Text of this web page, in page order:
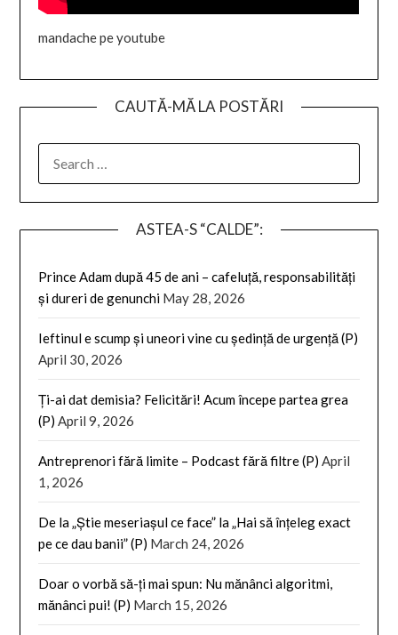
mandache pe youtube
CAUTĂ-MĂ LA POSTĂRI
FOR:
ASTEA-S “CALDE”:
Prince Adam după 45 de ani – cafeluță, responsabilități
și dureri de genunchi May 28, 2026
Ieftinul e scump și uneori vine cu ședință de urgență (P)
April 30, 2026
Ți-ai dat demisia? Felicitări! Acum începe partea grea
(P) April 9, 2026
Antreprenori fără limite – Podcast fără filtre (P) April
1, 2026
De la „Știe meseriașul ce face” la „Hai să înțeleg exact
pe ce dau banii” (P) March 24, 2026
Doar o vorbă să-ți mai spun: Nu mănânci algoritmi,
mănânci pui! (P) March 15, 2026